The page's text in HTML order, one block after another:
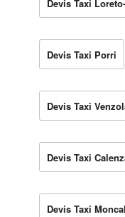
Devis Taxi
Devis Taxi Porri
Devis Taxi
Devis Taxi
Devis Taxi